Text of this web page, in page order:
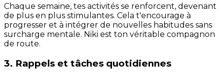
Chaque semaine, tes activités se renforcent, devenant
de plus en plus stimulantes. Cela t'encourage à
progresser et à intégrer de nouvelles habitudes sans
surcharge mentale. Niki est ton véritable compagnon
de route.
3. Rappels et tâches quotidiennes